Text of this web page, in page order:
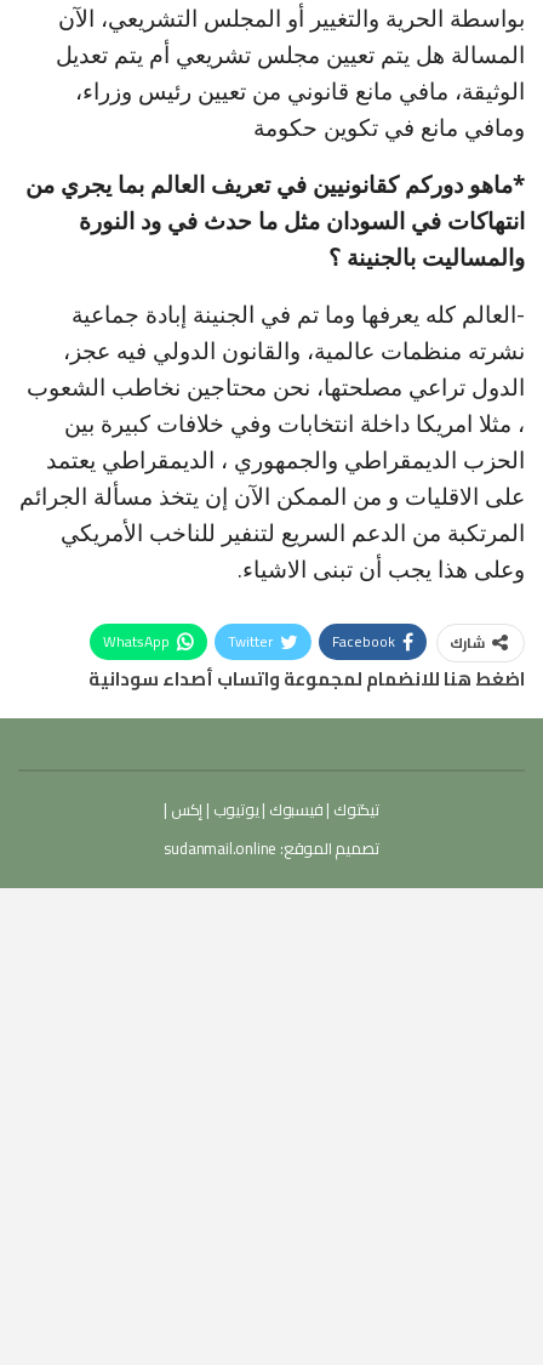
بواسطة الحرية والتغيير أو المجلس التشريعي، الآن
المسالة هل يتم تعيين مجلس تشريعي أم يتم تعديل
الوثيقة، مافي مانع قانوني من تعيين رئيس وزراء،
ومافي مانع في تكوين حكومة
*ماهو دوركم كقانونيين في تعريف العالم بما يجري من
انتهاكات في السودان مثل ما حدث في ود النورة
والمساليت بالجنينة ؟
-العالم كله يعرفها وما تم في الجنينة إبادة جماعية
نشرته منظمات عالمية، والقانون الدولي فيه عجز،
الدول تراعي مصلحتها، نحن محتاجين نخاطب الشعوب
، مثلا امريكا داخلة انتخابات وفي خلافات كبيرة بين
الحزب الديمقراطي والجمهوري ، الديمقراطي يعتمد
على الاقليات و من الممكن الآن إن يتخذ مسألة الجرائم
المرتكبة من الدعم السريع لتنفير للناخب الأمريكي
وعلى هذا يجب أن تبنى الاشياء.
شارك Facebook
Twitter
WhatsApp
اضغط هنا للانضمام لمجموعة واتساب أصداء سودانية
تيكتوك |فيسبوك |يوتيوب |إكس |
تصميم الموقع: sudanmail.online